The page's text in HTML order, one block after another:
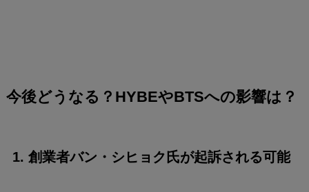
今後どうなる？HYBEやBTSへの影響は？
1. 創業者バン・シヒョク氏が起訴される可能